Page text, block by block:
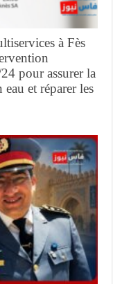
à Fès
pour assurer la
et réparer les